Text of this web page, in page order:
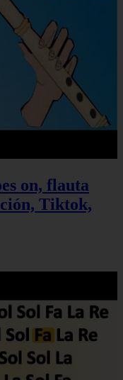
on, flauta
Tiktok,